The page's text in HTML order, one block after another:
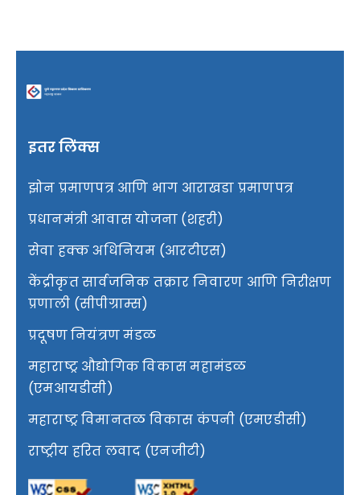
आरटीएस
मीडिया सेंटर
निविदा
संपर्क
इतर लिंक्स
झोन प्रमाणपत्र आणि भाग आराखडा प्रमाणपत्र
प्रधानमंत्री आवास योजना (शहरी)
सेवा हक्क अधिनियम (आरटीएस)
केंद्रीकृत सार्वजनिक तक्रार निवारण आणि निरीक्षण
प्रणाली (सीपीग्राम्स)
प्रदूषण नियंत्रण मंडळ
महाराष्ट्र औद्योगिक विकास महामंडळ
(एमआयडीसी)
महाराष्ट्र विमानतळ विकास कंपनी (एमएडीसी)
राष्ट्रीय हरित लवाद (एनजीटी)